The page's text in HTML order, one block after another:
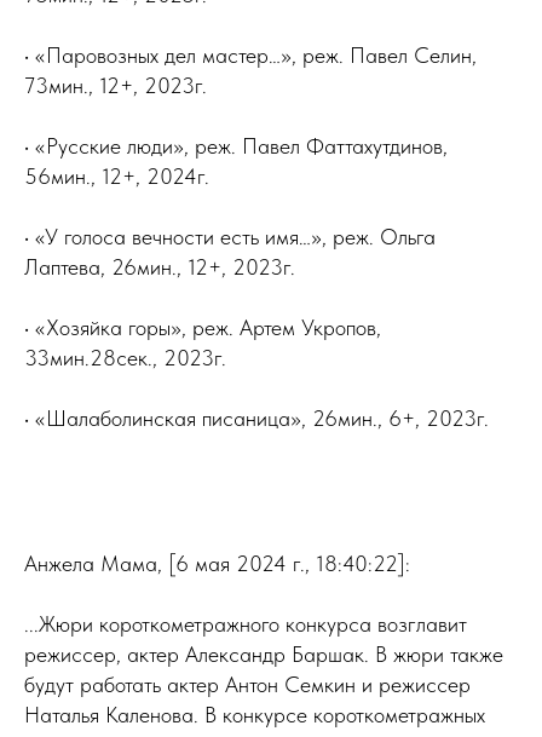
• «Паровозных дел мастер…», реж. Павел Селин,
73мин., 12+, 2023г.
• «Русские люди», реж. Павел Фаттахутдинов,
56мин., 12+, 2024г.
• «У голоса вечности есть имя…», реж. Ольга
Лаптева, 26мин., 12+, 2023г.
• «Хозяйка горы», реж. Артем Укропов,
33мин.28сек., 2023г.
• «Шалаболинская писаница», 26мин., 6+, 2023г.
Анжела Мама, [6 мая 2024 г., 18:40:22]:
...Жюри короткометражного конкурса возглавит
режиссер, актер Александр Баршак. В жюри также
будут работать актер Антон Семкин и режиссер
Наталья Каленова. В конкурсе короткометражных